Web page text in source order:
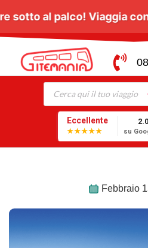
tutti a cantare sotto al
Eccellente
★★★★★ su
Febbraio